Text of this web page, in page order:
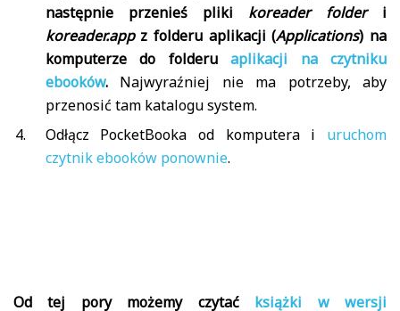
następnie przenieś pliki koreader folderi
koreader.appz folderu aplikacji (Applications) na
komputerze do folderuaplikacji na czytniku
ebooków.Najwyraźniej nie ma potrzeby, aby
przenosić tam katalogu system.
Odłącz PocketBooka od komputera i uruchom
czytnik ebooków ponownie.
Od tej pory możemy czytać książki w wersji